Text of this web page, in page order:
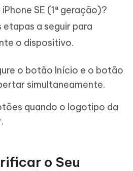
SE (1ª geração)?
a seguir para
o dispositivo.
o botão Início e o botão
simultaneamente.
quando o logotipo da
o Seu